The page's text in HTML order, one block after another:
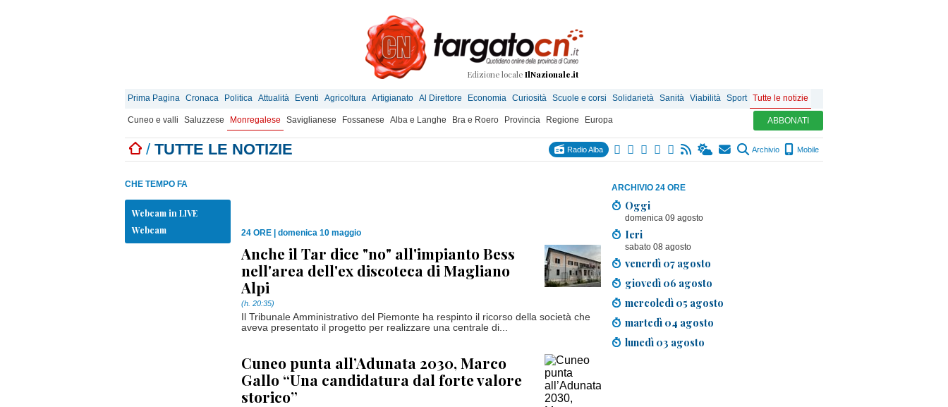
Edizione locale IlNazionale.it
Prima Pagina Cronaca Politica Attualità Eventi Agricoltura Artigianato Al Direttore Economia Curiosità Scuole e corsi Solidarietà Sanità Viabilità Sport Tutte le notizie
Cuneo e valli Saluzzese Monregalese Saviglianese Fossanese Alba e Langhe Bra e Roero Provincia Regione Europa ABBONATI
/ TUTTE LE NOTIZIE Radio Alba Archivio Mobile
ARCHIVIO 24 ORE
Oggi
domenica 09 agosto
Ieri
sabato 08 agosto
venerdì 07 agosto
giovedì 06 agosto
mercoledì 05 agosto
martedì 04 agosto
lunedì 03 agosto
CHE TEMPO FA
Webcam in LIVE
Webcam
24 ORE domenica 10 maggio
Anche il Tar dice "no" all'impianto Bess
nell'area dell'ex discoteca di Magliano
Alpi
(h. 20:35)
Il Tribunale Amministrativo del Piemonte ha respinto il ricorso della società che
aveva presentato il progetto per realizzare una centrale di...
Cuneo punta all’Adunata 2030, Marco
Gallo “Una candidatura dal forte valore
storico”